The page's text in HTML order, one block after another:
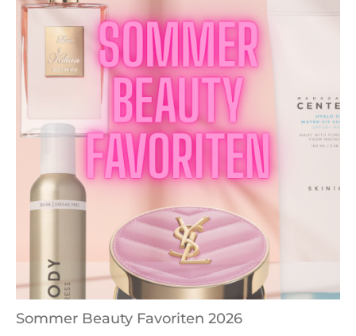
Sommer Beauty Favoriten 2026